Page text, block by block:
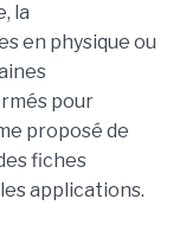
la
en physique ou
pour
proposé de
fiches
applications.